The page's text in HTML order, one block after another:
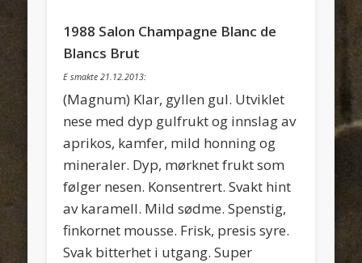
1988 Salon Champagne Blanc de
Blancs Brut
E smakte 21.12.2013:
(Magnum) Klar, gyllen gul. Utviklet
nese med dyp gulfrukt og innslag av
aprikos, kamfer, mild honning og
mineraler. Dyp, mørknet frukt som
følger nesen. Konsentrert. Svakt hint
av karamell. Mild sødme. Spenstig,
finkornet mousse. Frisk, presis syre.
Svak bitterhet i utgang. Super